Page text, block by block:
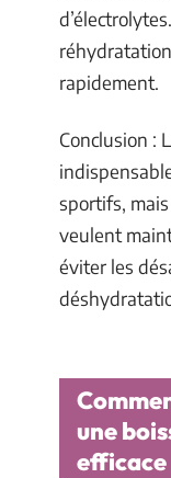
rapidement.
Conclusion :
sportifs,
veulent
éviter les
une
efficace